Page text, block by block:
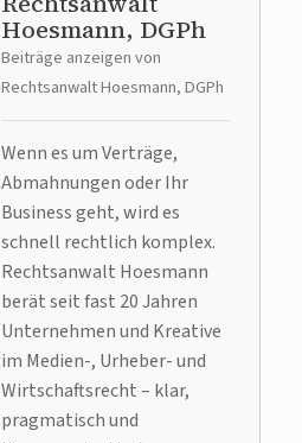
Hoesmann, DGPh
Beiträge anzeigen von
Rechtsanwalt Hoesmann, DGPh
Wenn es um Verträge,
Abmahnungen oder Ihr
Business geht, wird es
schnell rechtlich komplex.
Rechtsanwalt Hoesmann
berät seit fast 20 Jahren
Unternehmen und Kreative
im Medien-, Urheber- und
Wirtschaftsrecht – klar,
pragmatisch und